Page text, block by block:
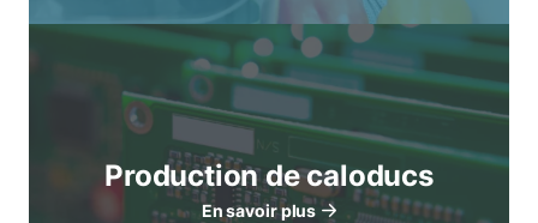
Production de caloducs
En savoir plus